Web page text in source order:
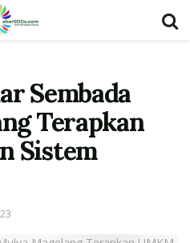
Sembada
Terapkan
Sistem